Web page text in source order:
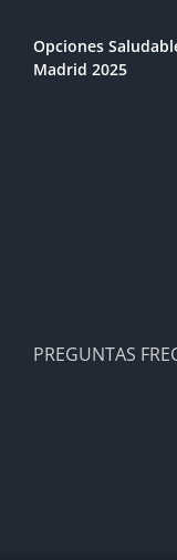
Opciones
Madrid 2025
PREGUNTAS